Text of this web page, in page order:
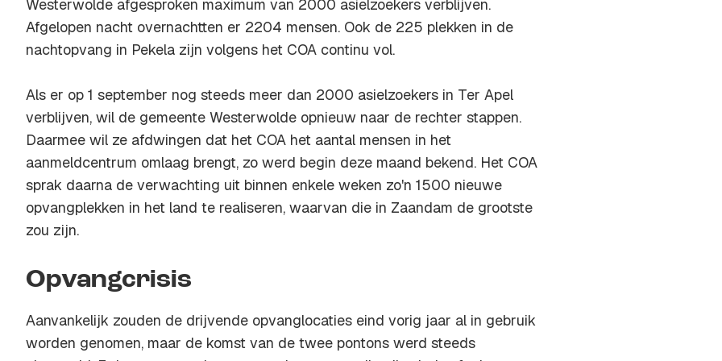
Westerwolde afgesproken maximum van 2000 asielzoekers verblijven.
Afgelopen nacht overnachtten er 2204 mensen. Ook de 225 plekken in de
nachtopvang in Pekela zijn volgens het COA continu vol.
Als er op 1 september nog steeds meer dan 2000 asielzoekers in Ter Apel
verblijven, wil de gemeente Westerwolde opnieuw naar de rechter stappen.
Daarmee wil ze afdwingen dat het COA het aantal mensen in het
aanmeldcentrum omlaag brengt, zo werd begin deze maand bekend. Het COA
sprak daarna de verwachting uit binnen enkele weken zo'n 1500 nieuwe
opvangplekken in het land te realiseren, waarvan die in Zaandam de grootste
zou zijn.
Opvangcrisis
Aanvankelijk zouden de drijvende opvanglocaties eind vorig jaar al in gebruik
worden genomen, maar de komst van de twee pontons werd steeds